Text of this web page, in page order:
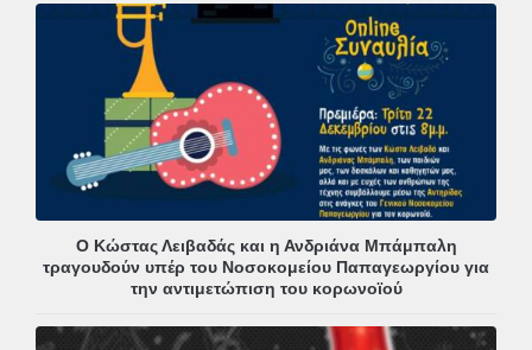
Ο Κώστας Λειβαδάς και η Ανδριάνα Μπάμπαλη
τραγουδούν υπέρ του Νοσοκομείου Παπαγεωργίου για
την αντιμετώπιση του κορωνοϊού